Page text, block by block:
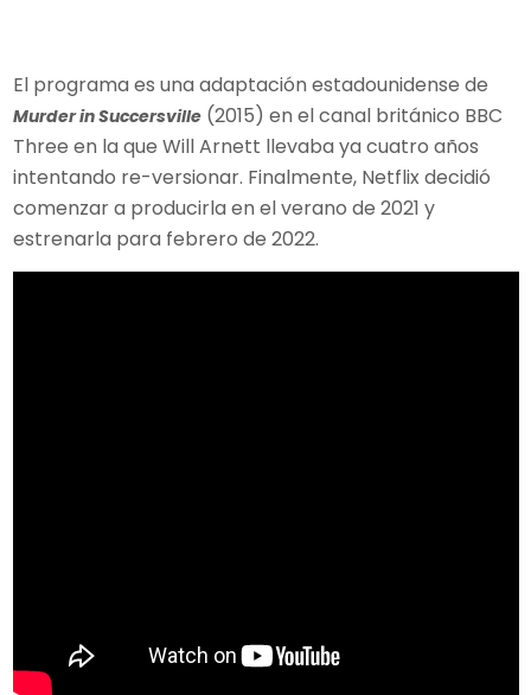
El programa es una adaptación estadounidense de
Murder in Succersville(2015) en el canal británico BBC
Three en la que Will Arnett llevaba ya cuatro años
intentando re-versionar. Finalmente, Netflix decidió
comenzar a producirla en el verano de 2021 y
estrenarla para febrero de 2022.